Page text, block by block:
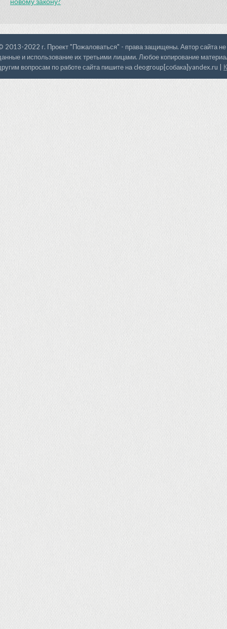
2013-2022 г. Проект "Пожаловаться" - права защищены. Автор сайта не
и использование их третьими лицами. Любое копирование
вопросам по работе сайта пишите на cleogroup[собака]yandex.ru |